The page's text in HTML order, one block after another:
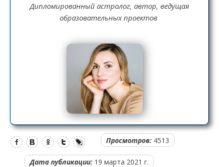
Дипломированный астролог, автор, ведущая
образовательных проектов
Просмотров: 4513
Дата публикации: 19 марта 2021 г.